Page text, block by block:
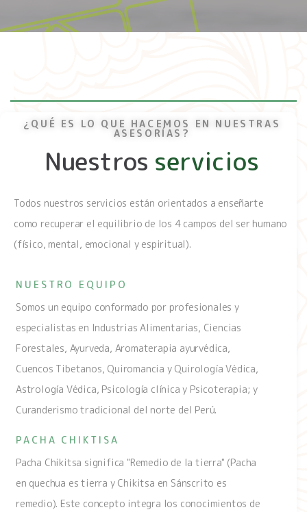
¿QUÉ ES LO QUE HACEMOS EN NUESTRAS
ASESORÍAS?
Nuestros servicios
Todos nuestros servicios están orientados a enseñarte
como recuperar el equilibrio de los 4 campos del ser humano
(físico, mental, emocional y espiritual).
NUESTRO EQUIPO
Somos un equipo conformado por profesionales y
especialistas en Industrias Alimentarias, Ciencias
Forestales, Ayurveda, Aromaterapia ayurvédica,
Cuencos Tibetanos, Quiromancia y Quirología Védica,
Astrología Védica, Psicología clínica y Psicoterapia; y
Curanderismo tradicional del norte del Perú.
PACHA CHIKTISA
Pacha Chikitsa significa "Remedio de la tierra" (Pacha
en quechua es tierra y Chikitsa en Sánscrito es
remedio). Este concepto integra los conocimientos de